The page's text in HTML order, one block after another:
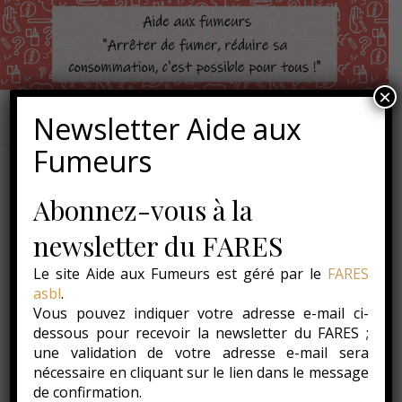
Newsletter Aide aux
Fumeurs
Abonnez-vous à la
newsletter du FARES
Le site Aide aux Fumeurs est géré par le FARES
asbl.
Vous pouvez indiquer votre adresse e-mail ci-
dessous pour recevoir la newsletter du FARES ;
une validation de votre adresse e-mail sera
nécessaire en cliquant sur le lien dans le message
de confirmation.
×